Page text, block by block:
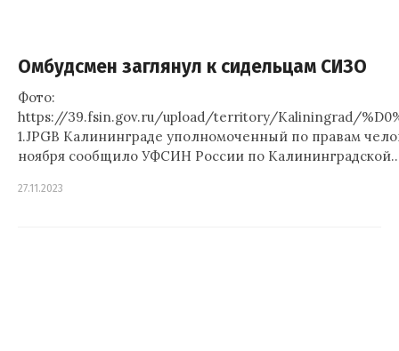
Омбудсмен заглянул к сидельцам СИЗО
Фото:
https://39.fsin.gov.ru/upload/territory/Kaliningrad/
1.JPGВ Калининграде уполномоченный по правам
ноября сообщило УФСИН России по
27.11.2023